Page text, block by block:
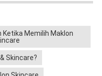
Ketika Memilih Maklon
Skincare?